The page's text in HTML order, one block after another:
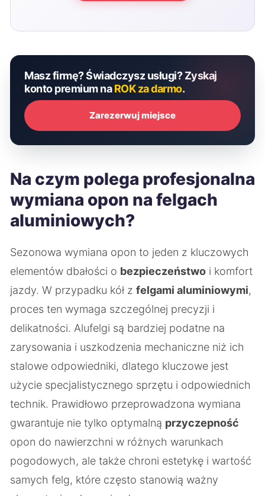
Masz firmę? Świadczysz usługi? Zyskaj
konto premium naROK za darmo.
Zarezerwuj miejsce
Na czym polega profesjonalna
wymiana opon na felgach
aluminiowych?
Sezonowa wymiana opon to jeden z kluczowych
elementów dbałości o bezpieczeństwo i komfort
jazdy. W przypadku kół z felgami aluminiowymi,
proces ten wymaga szczególnej precyzji i
delikatności. Alufelgi są bardziej podatne na
zarysowania i uszkodzenia mechaniczne niż ich
stalowe odpowiedniki, dlatego kluczowe jest
użycie specjalistycznego sprzętu i odpowiednich
technik. Prawidłowo przeprowadzona wymiana
gwarantuje nie tylko optymalną przyczepność
opon do nawierzchni w różnych warunkach
pogodowych, ale także chroni estetykę i wartość
samych felg, które często stanowią ważny